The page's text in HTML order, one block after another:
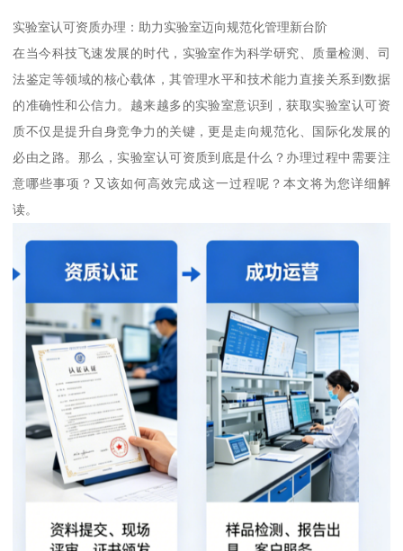
实验室认可资质办理：助力实验室迈向规范化管理新台阶
在当今科技飞速发展的时代，实验室作为科学研究、质量检测、司
法鉴定等领域的核心载体，其管理水平和技术能力直接关系到数据
的准确性和公信力。越来越多的实验室意识到，获取实验室认可资
质不仅是提升自身竞争力的关键，更是走向规范化、国际化发展的
必由之路。那么，实验室认可资质到底是什么？办理过程中需要注
意哪些事项？又该如何高效完成这一过程呢？本文将为您详细解
读。